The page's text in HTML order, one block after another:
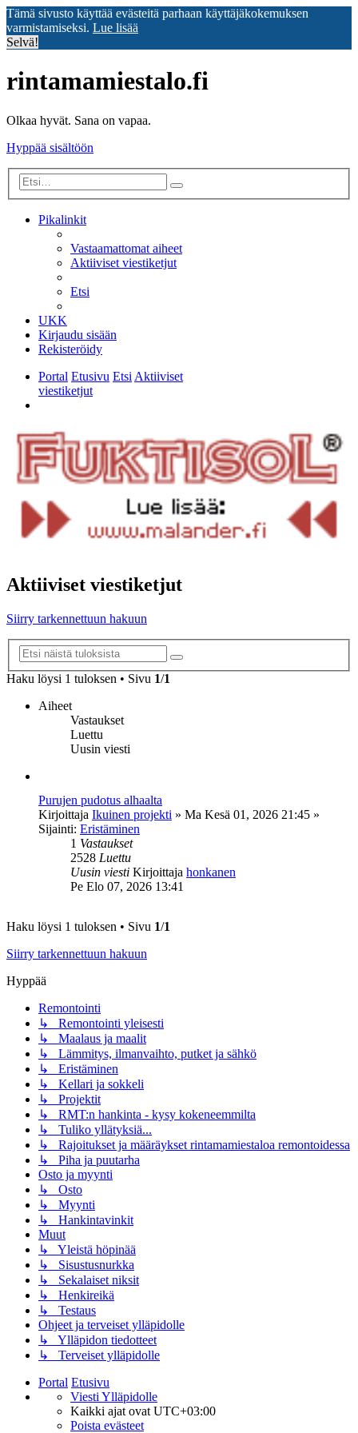
Tämä sivusto käyttää evästeitä parhaan käyttäjäkokemuksen
varmistamiseksi. Lue lisää
Selvä!
rintamamiestalo.fi
Olkaa hyvät. Sana on vapaa.
Hyppää sisältöön
Etsi
Pikalinkit
Vastaamattomat aiheet
Aktiiviset viestiketjut
Etsi
UKK
Kirjaudu sisään
Rekisteröidy
Portal Etusivu EtsiAktiiviset
viestiketjut
Aktiiviset viestiketjut
Siirry tarkennettuun hakuun
Etsi
Haku löysi 1 tuloksen • Sivu 1/1
Aiheet
Vastaukset
Luettu
Uusin viesti
Purujen pudotus alhaalta
Kirjoittaja Ikuinen projekti » Ma Kesä 01, 2026 21:45 »
Sijainti: Eristäminen
1 Vastaukset
2528 Luettu
Uusin viesti Kirjoittaja honkanen
Pe Elo 07, 2026 13:41
Haku löysi 1 tuloksen • Sivu 1/1
Siirry tarkennettuun hakuun
Hyppää
Remontointi
↳ Remontointi yleisesti
↳ Maalaus ja maalit
↳ Lämmitys, ilmanvaihto, putket ja sähkö
↳ Eristäminen
↳ Kellari ja sokkeli
↳ Projektit
↳ RMT:n hankinta - kysy kokeneemmilta
↳ Tuliko yllätyksiä...
↳ Rajoitukset ja määräykset rintamamiestaloa remontoidessa
↳ Piha ja puutarha
Osto ja myynti
↳ Osto
↳ Myynti
↳ Hankintavinkit
Muut
↳ Yleistä höpinää
↳ Sisustusnurkka
↳ Sekalaiset niksit
↳ Henkireikä
↳ Testaus
Ohjeet ja terveiset ylläpidolle
↳ Ylläpidon tiedotteet
↳ Terveiset ylläpidolle
Portal Etusivu
Viesti Ylläpidolle
Kaikki ajat ovat UTC+03:00
Poista evästeet